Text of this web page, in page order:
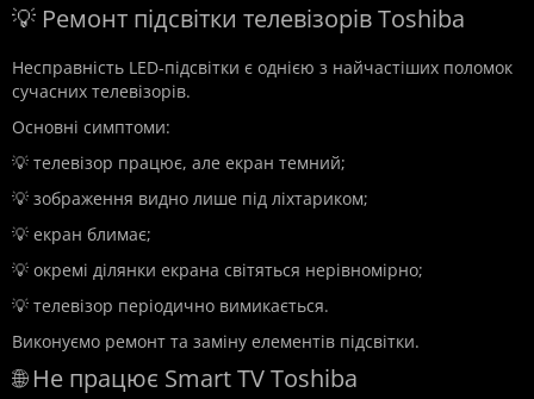
💡 Ремонт підсвітки телевізорів Toshiba
Несправність LED-підсвітки є однією з найчастіших поломок
сучасних телевізорів.
Основні симптоми:
💡 телевізор працює, але екран темний;
💡 зображення видно лише під ліхтариком;
💡 екран блимає;
💡 окремі ділянки екрана світяться нерівномірно;
💡 телевізор періодично вимикається.
Виконуємо ремонт та заміну елементів підсвітки.
🌐 Не працює Smart TV Toshiba